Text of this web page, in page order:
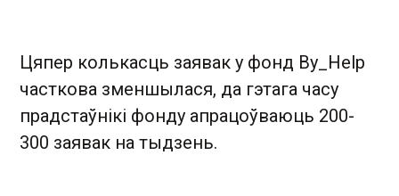
Цяпер колькасць заявак у фонд By_Help
часткова зменшылася, да гэтага часу
прадстаўнікі фонду апрацоўваюць 200-
300 заявак на тыдзень.